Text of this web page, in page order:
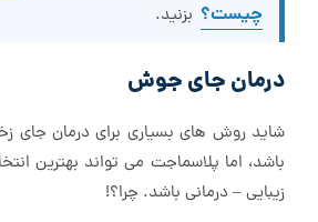
چیست؟ بزنید.
درمان جای جوش
شاید روش های بسیاری برای درمان
باشد، اما پلاسماجت می تواند بهترین
زیبایی – درمانی باشد. چرا؟!